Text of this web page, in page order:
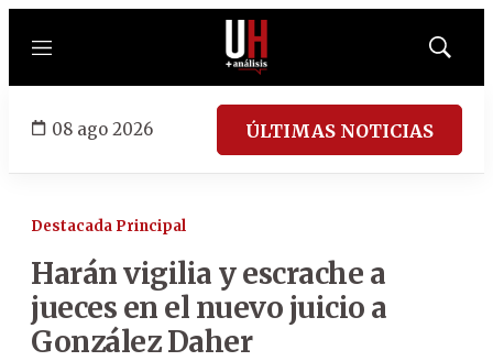
Menú
Mostrar
08 ago 2026 ÚLTIMAS NOTICIAS
Destacada Principal
Harán vigilia y escrache a
jueces en el nuevo juicio a
González Daher